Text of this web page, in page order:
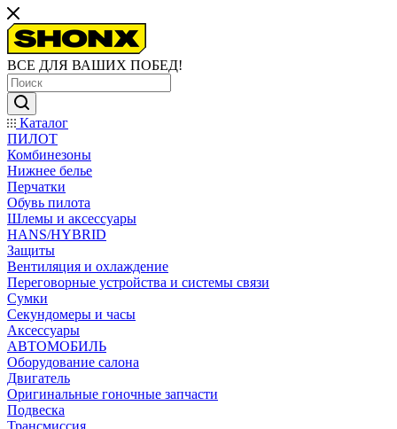
ВСЕ ДЛЯ ВАШИХ ПОБЕД!
Каталог
ПИЛОТ
Комбинезоны
Нижнее белье
Перчатки
Обувь пилота
Шлемы и аксессуары
HANS/HYBRID
Защиты
Вентиляция и охлаждение
Переговорные устройства и системы связи
Сумки
Секундомеры и часы
Аксессуары
АВТОМОБИЛЬ
Оборудование салона
Двигатель
Оригинальные гоночные запчасти
Подвеска
Трансмиссия